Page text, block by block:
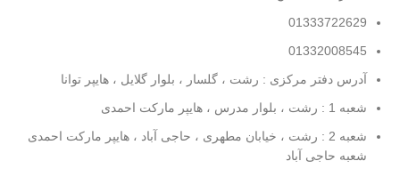
01333722629
01332008545
آدرس دفتر مرکزی : رشت ، گلسار ، بلوار گلایل ، هایپر توانا
شعبه 1 : رشت ، بلوار مدرس ، هایپر مارکت احمدی
شعبه 2 : رشت ، خیابان مطهری ، حاجی آباد ، هایپر مارکت احمدی
شعبه حاجی آباد